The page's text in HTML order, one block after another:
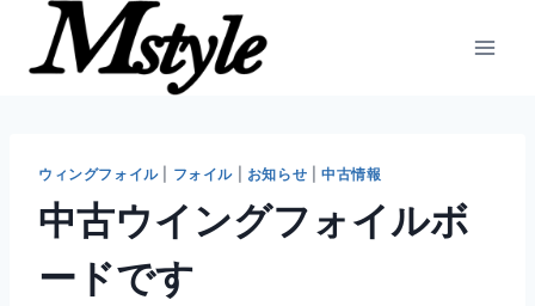
ウィングフォイル| フォイル| お知らせ 中古情報
中古ウイングフォイルボ
ードです